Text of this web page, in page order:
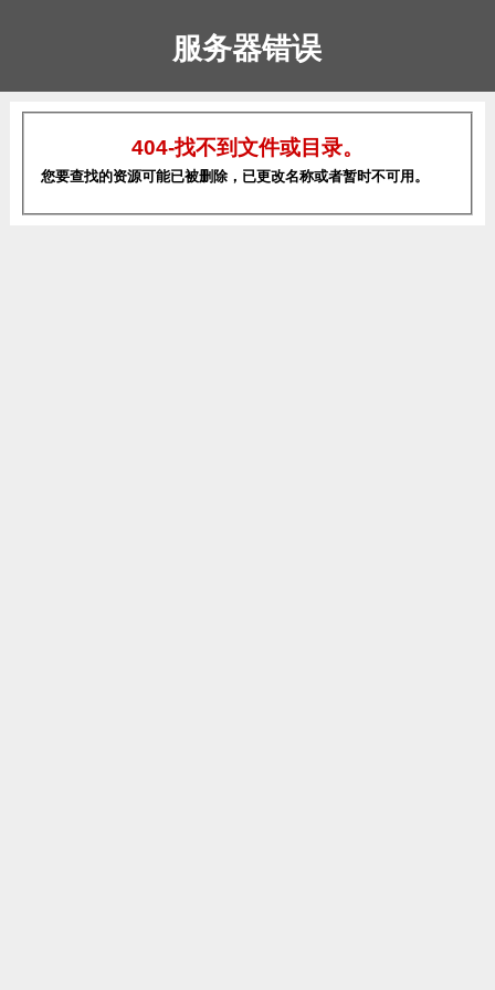
服务器错误
404-找不到文件或目录。
您要查找的资源可能已被删除，已更改名称或者暂时不可用。